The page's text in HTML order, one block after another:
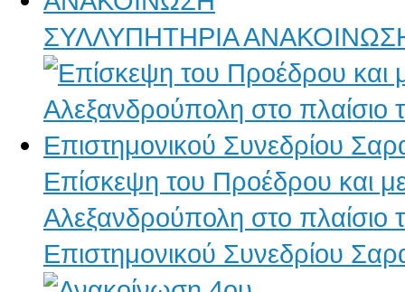
ΣΥΛΛΥΠΗΤΗΡΙΑ
Επίσκεψη του Προέδρου και
Αλεξανδρούπολη στο πλαίσιο
Επιστημονικού Συνεδρίου